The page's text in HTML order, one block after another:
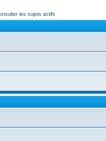
les sujets actifs